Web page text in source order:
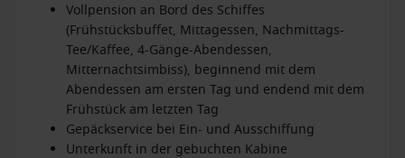
Vollpension an Bord des Schiffes
(Frühstücksbuffet, Mittagessen, Nachmittags-
Tee/Kaffee, 4-Gänge-Abendessen,
Mitternachtsimbiss), beginnend mit dem
Abendessen am ersten Tag und endend mit dem
Frühstück am letzten Tag
Gepäckservice bei Ein- und Ausschiffung
Unterkunft in der gebuchten Kabine